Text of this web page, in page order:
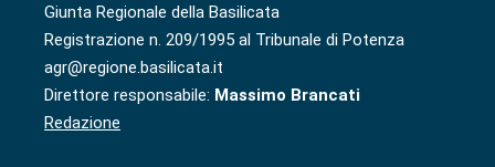
Giunta Regionale della Basilicata
Registrazione n. 209/1995 al Tribunale di Potenza
agr@regione.basilicata.it
Direttore responsabile: Massimo Brancati
Redazione